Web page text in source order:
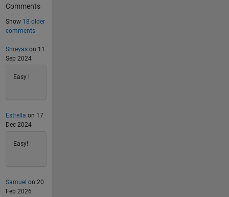
Comments
Show 18 older
comments
Shreyason 11
Sep 2024
Easy !
Estrella on 17
Dec 2024
Easy!
Samuel on 20
Feb 2026